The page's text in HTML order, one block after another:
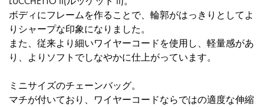
ボディにフレームを作ることで、輪郭がはっきりとしてよ
りシャープな印象になりました。
また、従来より細いワイヤーコードを使用し、軽量感があ
り、よりソフトでしなやかに仕上がっています。
ミニサイズのチェーンバッグ。
マチが付いており、ワイヤーコードならではの適度な伸縮